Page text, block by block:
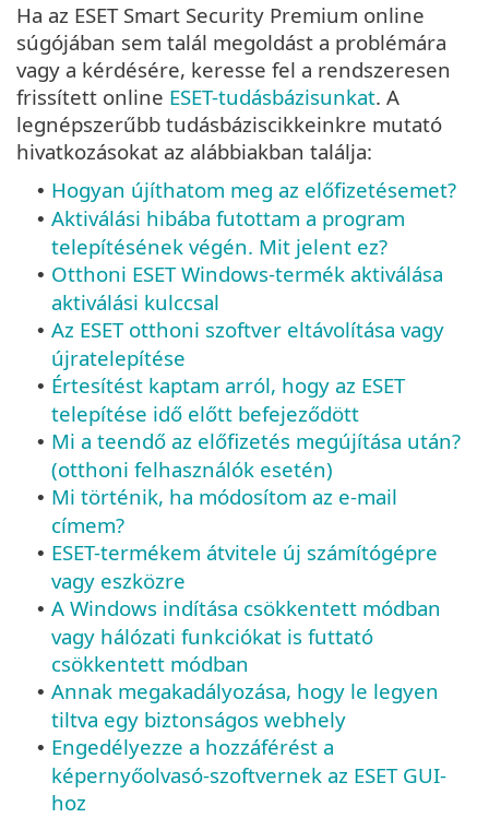
Ha az ESET Smart Security Premium online
súgójában sem talál megoldást a problémára
vagy a kérdésére, keresse fel a rendszeresen
frissített online ESET-tudásbázisunkat. A
legnépszerűbb tudásbáziscikkeinkre mutató
hivatkozásokat az alábbiakban találja:
• Hogyan újíthatom meg az előfizetésemet?
• Aktiválási hibába futottam a program
telepítésének végén. Mit jelent ez?
• Otthoni ESET Windows-termék aktiválása
aktiválási kulccsal
• Az ESET otthoni szoftver eltávolítása vagy
újratelepítése
• Értesítést kaptam arról, hogy az ESET
telepítése idő előtt befejeződött
• Mi a teendő az előfizetés megújítása után?
(otthoni felhasználók esetén)
• Mi történik, ha módosítom az e-mail
címem?
• ESET-termékem átvitele új számítógépre
vagy eszközre
• A Windows indítása csökkentett módban
vagy hálózati funkciókat is futtató
csökkentett módban
• Annak megakadályozása, hogy le legyen
tiltva egy biztonságos webhely
• Engedélyezze a hozzáférést a
képernyőolvasó-szoftvernek az ESET GUI-
hoz